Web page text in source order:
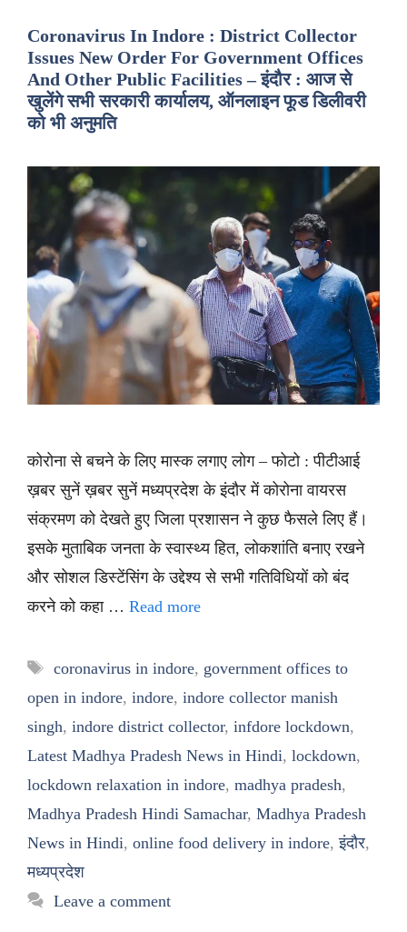
Coronavirus In Indore : District Collector
Issues New Order For Government Offices
And Other Public Facilities – इंदौर : आज से
खुलेंगे सभी सरकारी कार्यालय, ऑनलाइन फूड डिलीवरी
को भी अनुमति
कोरोना से बचने के लिए मास्क लगाए लोग – फोटो : पीटीआई
ख़बर सुनें ख़बर सुनें मध्यप्रदेश के इंदौर में कोरोना वायरस
संक्रमण को देखते हुए जिला प्रशासन ने कुछ फैसले लिए हैं।
इसके मुताबिक जनता के स्वास्थ्य हित, लोकशांति बनाए रखने
और सोशल डिस्टेंसिंग के उद्देश्य से सभी गतिविधियों को बंद
करने को कहा … Read more
Tags
coronavirus in indore, government offices to
open in indore, indore, indore collector manish
singh, indore district collector, infdore lockdown,
Latest Madhya Pradesh News in Hindi, lockdown,
lockdown relaxation in indore, madhya pradesh,
Madhya Pradesh Hindi Samachar, Madhya Pradesh
News in Hindi, online food delivery in indore,इंदौर,
मध्यप्रदेश
Leave a comment